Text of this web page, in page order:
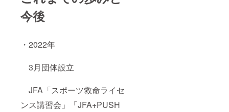
今後
・2022年
3月団体設立
JFA「スポーツ救命ライセ
ンス講習会」「JFA+PUSH